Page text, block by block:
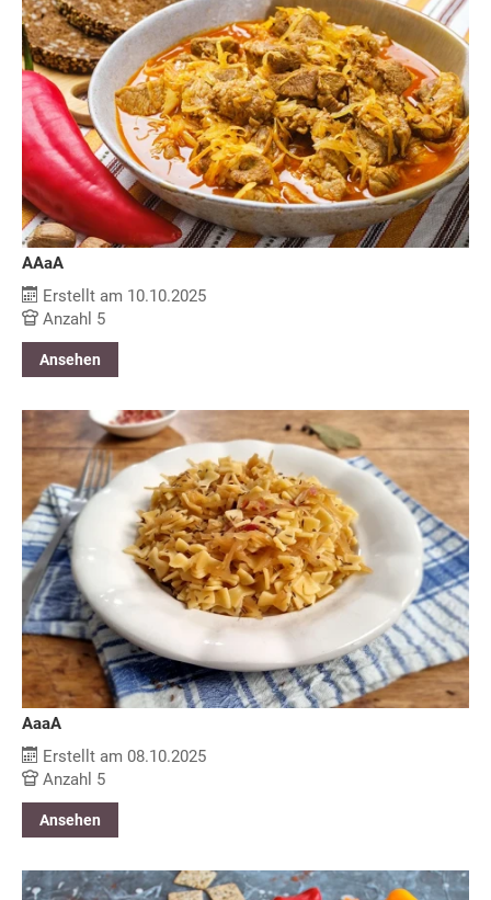
AAaA
Erstellt am 10.10.2025
Anzahl 5
Ansehen
AaaA
Erstellt am 08.10.2025
Anzahl 5
Ansehen